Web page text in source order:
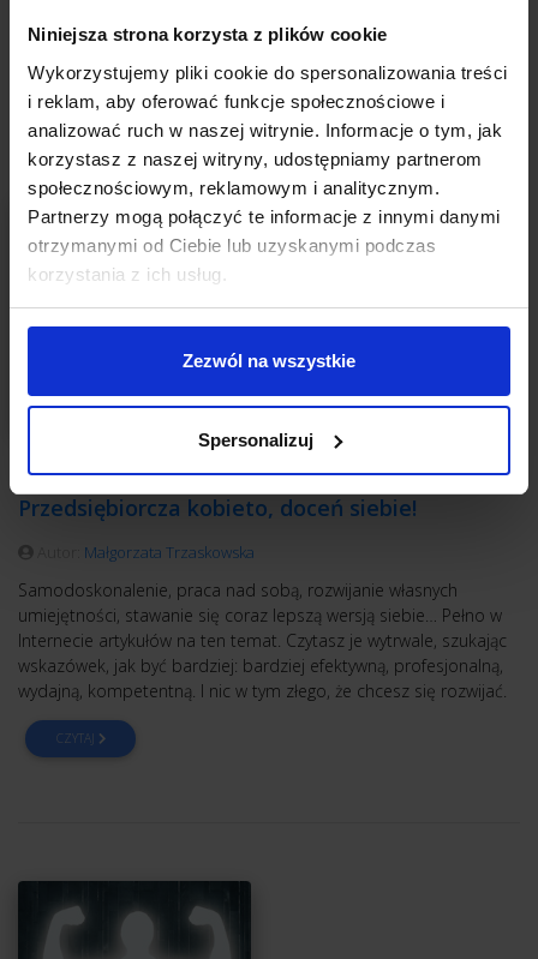
Niniejsza strona korzysta z plików cookie
Wykorzystujemy pliki cookie do spersonalizowania treści
i reklam, aby oferować funkcje społecznościowe i
analizować ruch w naszej witrynie. Informacje o tym, jak
korzystasz z naszej witryny, udostępniamy partnerom
społecznościowym, reklamowym i analitycznym.
Partnerzy mogą połączyć te informacje z innymi danymi
otrzymanymi od Ciebie lub uzyskanymi podczas
korzystania z ich usług.
Zezwól na wszystkie
Spersonalizuj
CZYTAJ
Przedsiębiorcza kobieto, doceń siebie!
Małgorzata Trzaskowska
Samodoskonalenie, praca nad sobą, rozwijanie własnych
umiejętności, stawanie się coraz lepszą wersją siebie… Pełno w
Internecie artykułów na ten temat. Czytasz je wytrwale, szukając
wskazówek, jak być bardziej: bardziej efektywną, profesjonalną,
wydajną, kompetentną. I nic w tym złego, że chcesz się rozwijać.
CZYTAJ